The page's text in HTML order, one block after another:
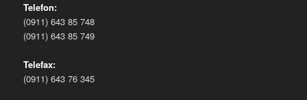
Telefon:
(0911) 643 85 748
(0911) 643 85 749
Telefax:
(0911) 643 76 345